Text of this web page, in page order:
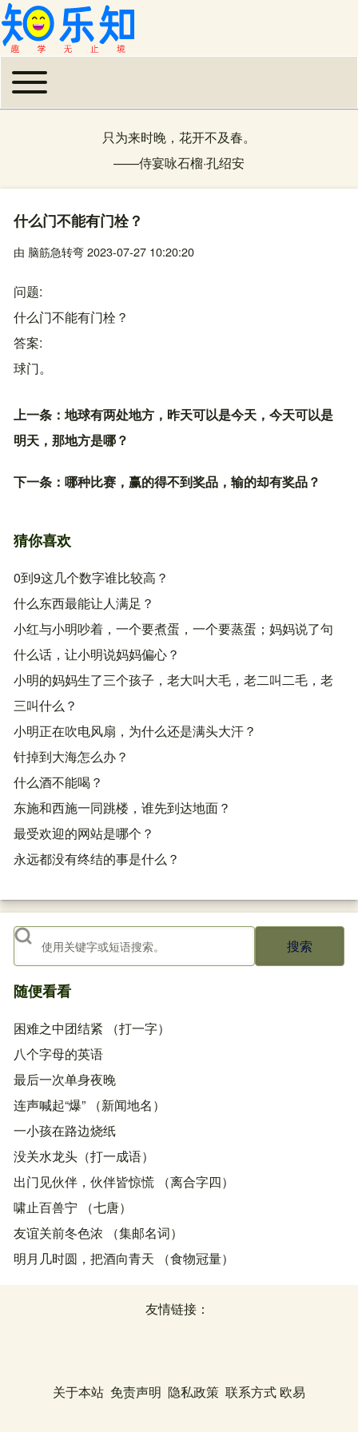
主导航
Toggle main menu
只为来时晚，花开不及春。
——侍宴咏石榴·孔绍安
什么门不能有门栓？
由 脑筋急转弯2023-07-27 10:20:20
问题
什么门不能有门栓？
答案
球门。
上一条： 地球有两处地方，昨天可以是今天，今天可以是
明天，那地方是哪？
下一条： 哪种比赛，赢的得不到奖品，输的却有奖品？
猜你喜欢
0到9这几个数字谁比较高？
什么东西最能让人满足？
小红与小明吵着，一个要煮蛋，一个要蒸蛋；妈妈说了句
什么话，让小明说妈妈偏心？
小明的妈妈生了三个孩子，老大叫大毛，老二叫二毛，老
三叫什么？
小明正在吹电风扇，为什么还是满头大汗？
针掉到大海怎么办？
什么酒不能喝？
东施和西施一同跳楼，谁先到达地面？
最受欢迎的网站是哪个？
永远都没有终结的事是什么？
搜索
随便看看
困难之中团结紧 （打一字）
八个字母的英语
最后一次单身夜晚
连声喊起“爆” （新闻地名）
一小孩在路边烧纸
没关水龙头（打一成语）
出门见伙伴，伙伴皆惊慌 （离合字四）
啸止百兽宁 （七唐）
友谊关前冬色浓 （集邮名词）
明月几时圆，把酒向青天 （食物冠量）
友情链接：
关于本站 免责声明 隐私政策 联系方式 欧易